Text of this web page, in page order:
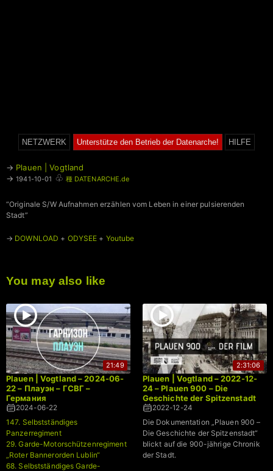
NETZWERK Unterstütze den Betrieb der Datenarche! HILFE
→ Plauen | Vogtland
→ 1941-10-01 ♧ 種 DATENARCHE.de
“Originale S/W Aufnahmen erzählen vom Leben in einer pulsierenden
Stadt”
→ DOWNLOAD + ODYSEE + Youtube
You may also like
21:49
Plauen | Vogtland – 2024-06-
22 – Плауэн – ГСВГ –
Германия
2024-06-22
147. Selbstständiges
Panzerregiment
29. Garde-Motorschützenregiment
„Roter Bannerorden Lublin“
68. Selbstständiges Garde-
2:31:06
Plauen | Vogtland – 2022-12-
24 – Plauen 900 – Die
Geschichte der Spitzenstadt
2022-12-24
Die Dokumentation „Plauen 900 –
Die Geschichte der Spitzenstadt“
blickt auf die 900-jährige Chronik
der Stadt.